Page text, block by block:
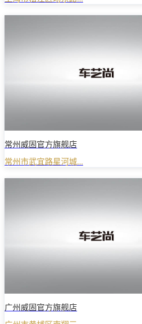
常州威固官方旗舰店
常州市武宜路星河城...
广州威固官方旗舰店